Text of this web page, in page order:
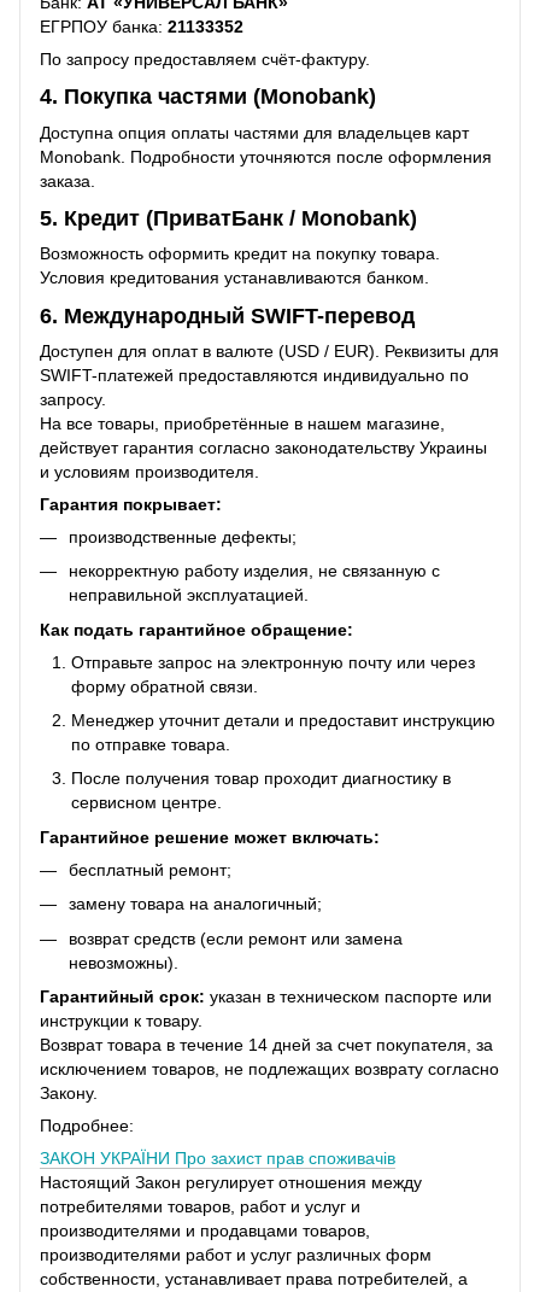
ЕГРПОУ банка: 21133352
По запросу предоставляем счёт-фактуру.
4. Покупка частями (Monobank)
Доступна опция оплаты частями для владельцев карт
Monobank. Подробности уточняются после оформления
заказа.
5. Кредит (ПриватБанк / Monobank)
Возможность оформить кредит на покупку товара.
Условия кредитования устанавливаются банком.
6. Международный SWIFT-перевод
Доступен для оплат в валюте (USD / EUR). Реквизиты для
SWIFT-платежей предоставляются индивидуально по
запросу.
На все товары, приобретённые в нашем магазине,
действует гарантия согласно законодательству Украины
и условиям производителя.
Гарантия покрывает:
производственные дефекты;
некорректную работу изделия, не связанную с
неправильной эксплуатацией.
Как подать гарантийное обращение:
Отправьте запрос на электронную почту или через
форму обратной связи.
Менеджер уточнит детали и предоставит инструкцию
по отправке товара.
После получения товар проходит диагностику в
сервисном центре.
Гарантийное решение может включать:
бесплатный ремонт;
замену товара на аналогичный;
возврат средств (если ремонт или замена
невозможны).
Гарантийный срок: указан в техническом паспорте или
инструкции к товару.
Возврат товара в течение 14 дней за счет покупателя, за
исключением товаров, не подлежащих возврату согласно
Закону.
Подробнее:
ЗАКОН УКРАЇНИ Про захист прав споживачів
Настоящий Закон регулирует отношения между
потребителями товаров, работ и услуг и
производителями и продавцами товаров,
производителями работ и услуг различных форм
собственности, устанавливает права потребителей, а